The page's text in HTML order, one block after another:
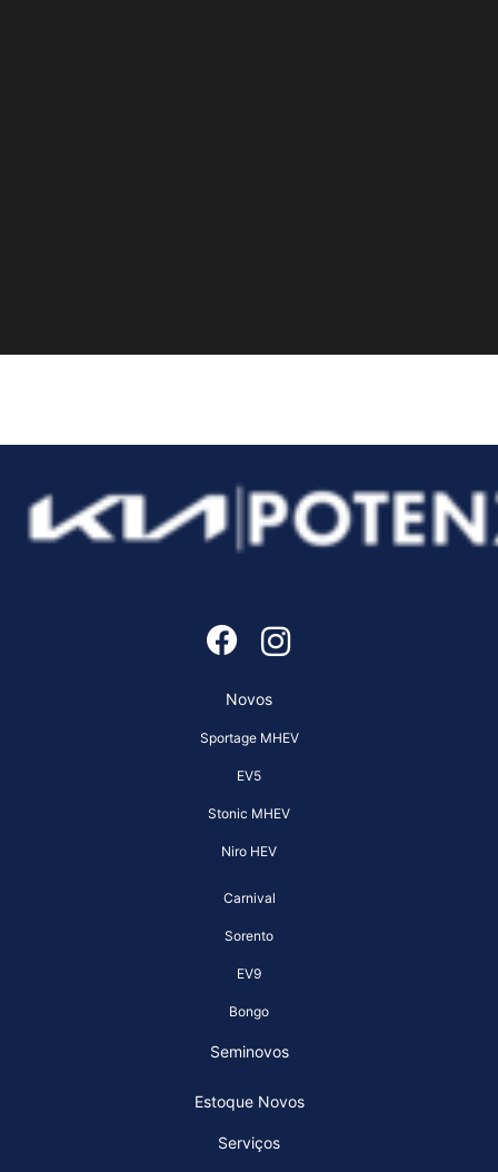
Novos
Sportage MHEV
EV5
Stonic MHEV
Niro HEV
Carnival
Sorento
EV9
Bongo
Seminovos
Estoque Novos
Serviços